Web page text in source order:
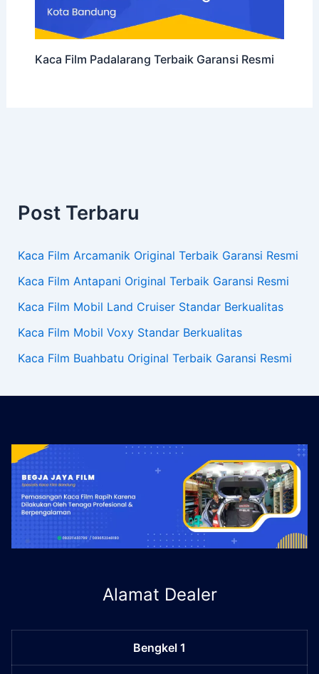
Kaca Film Padalarang Terbaik Garansi Resmi
Post Terbaru
Kaca Film Arcamanik Original Terbaik Garansi Resmi
Kaca Film Antapani Original Terbaik Garansi Resmi
Kaca Film Mobil Land Cruiser Standar Berkualitas
Kaca Film Mobil Voxy Standar Berkualitas
Kaca Film Buahbatu Original Terbaik Garansi Resmi
Alamat Dealer
Bengkel 1